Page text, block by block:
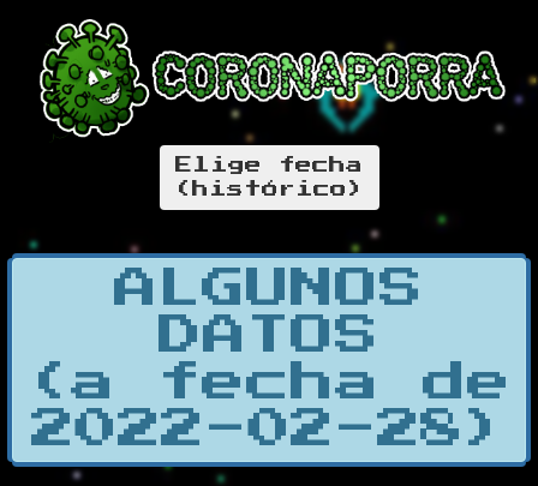
Elige fecha
(histórico)
ALGUNOS
DATOS
(a fecha de
2022-02-28)